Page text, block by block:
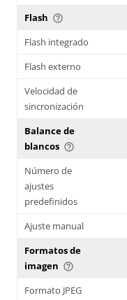
Flash help_outline
Flash integrado
Flash externo
Velocidad de
sincronización
Balance de
blancos help_outline
Número de
ajustes
predefinidos
Ajuste manual
Formatos de
imagen help_outline
Formato JPEG